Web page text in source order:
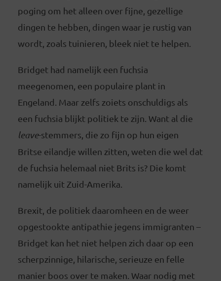
poging om het alleen over fijne, gezellige
dingen te hebben, dingen waar je rustig van
wordt, zoals tuinieren, bleek niet te helpen.
Bridget had namelijk een fuchsia
meegenomen, een populaire plant in
Engeland. Maar zelfs zoiets onschuldigs als
een fuchsia blijkt politiek te zijn. Want al die
leave-stemmers, die zo fijn op hun eigen
Britse eilandje willen zitten, weten die wel dat
de fuchsia helemaal niet Brits is? Die komt
namelijk uit Zuid-Amerika.
Brexit, de politiek daaromheen en de weer
opgestookte antipathie jegens immigranten –
Bridget kan het niet helpen zich daar op een
scherpzinnige, hilarische, serieuze en felle
manier boos over te maken. Waar nodig met